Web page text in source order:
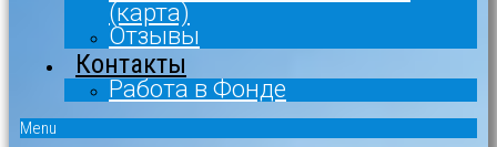
(карта)
Отзывы
Контакты
Работа в Фонде
Menu